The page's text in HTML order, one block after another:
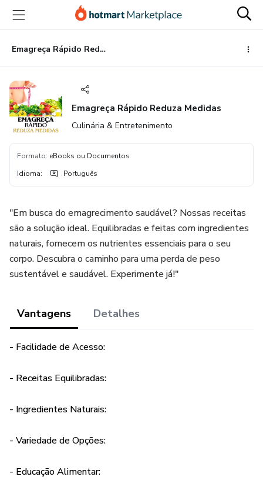
para
conteúdo
principal
para
pagamento
para
rodapé
Emagreça Rápido Reduza Medidas
Emagreça Rápido Reduza Medidas
Culinária & Entretenimento
Formato: eBooks ou Documentos
Idioma: Português
"Em busca do emagrecimento saudável? Nossas receitas
são a solução ideal. Equilibradas e feitas com ingredientes
naturais, fornecem os nutrientes essenciais para o seu
corpo. Descubra o caminho para uma perda de peso
sustentável e saudável. Experimente já!"
Vantagens Detalhes
- Facilidade de Acesso:
- Receitas Equilibradas:
- Ingredientes Naturais:
- Variedade de Opções:
- Educação Alimentar: